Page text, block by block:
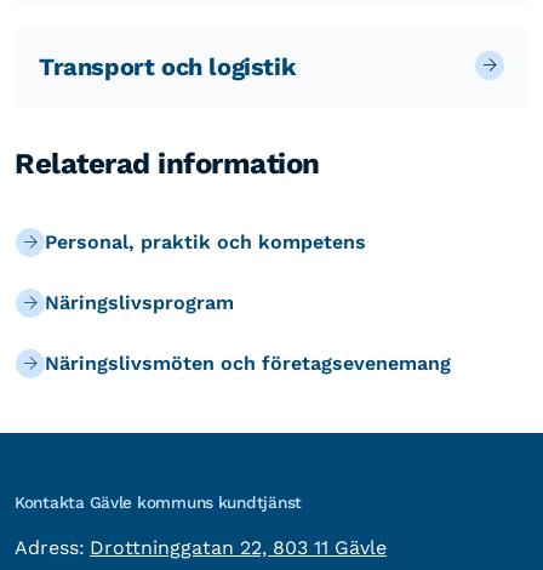
Transport och logistik
Relaterad information
Personal, praktik och kompetens
Näringslivsprogram
Näringslivsmöten och företagsevenemang
Kontakta Gävle kommuns kundtjänst
Adress: besöksadress:
Drottninggatan 22, 803 11 Gävle